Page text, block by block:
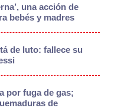
una acción de
bebés y madres
de luto: fallece su
por fuga de gas;
de